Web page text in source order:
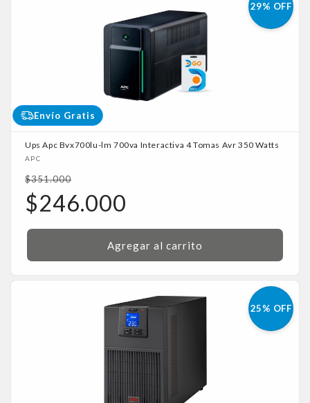
29% OFF
Envío Gratis
Ups Apc Bvx700lu-lm 700va Interactiva 4 Tomas Avr 350 Watts
Proveedor:
APC
Precio
habitual
$351.000
Precio
de
oferta
$246.000
Agregar al carrito
25% OFF